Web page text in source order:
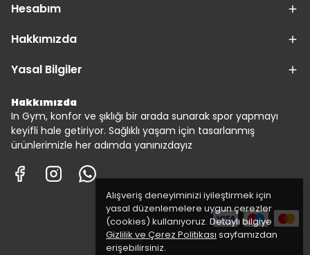
Alışveriş deneyiminizi iyileştirmek için
yasal düzenlemelere uygun çerezler
(cookies) kullanıyoruz. Detaylı bilgiye
Gizlilik ve Çerez Politikası sayfamızdan
erişebilirsiniz.
Hesabım
Hakkımızda
Yasal Bilgiler
Hakkımızda
In Gym, konfor ve şıklığı bir arada sunarak spor yapmayı
keyifli hale getiriyor. Sağlıklı yaşam için tasarlanmış
ürünlerimizle her adımda yanınızdayız